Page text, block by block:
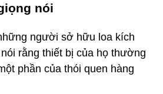
nói
người sở hữu loa kích
rằng thiết bị của họ thường
phần của thói quen hàng